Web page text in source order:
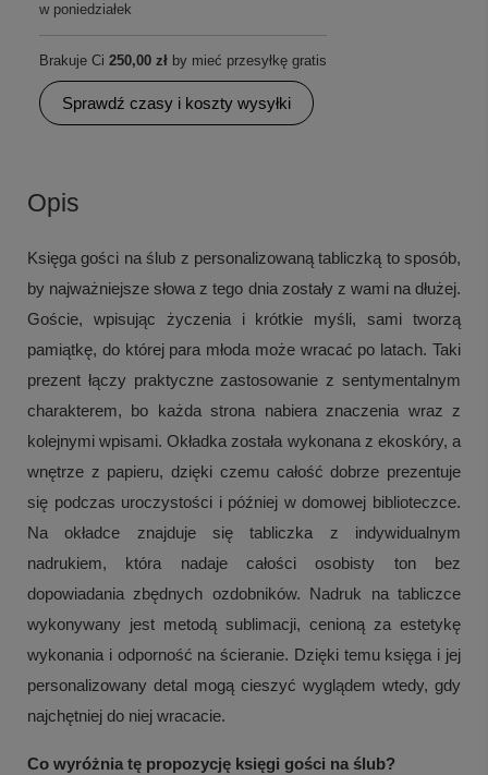
w poniedziałek
Brakuje Ci 250,00 zł by mieć przesyłkę gratis
Sprawdź czasy i koszty wysyłki
Opis
Księga gości na ślub z personalizowaną tabliczką to sposób,
by najważniejsze słowa z tego dnia zostały z wami na dłużej.
Goście, wpisując życzenia i krótkie myśli, sami tworzą
pamiątkę, do której para młoda może wracać po latach. Taki
prezent łączy praktyczne zastosowanie z sentymentalnym
charakterem, bo każda strona nabiera znaczenia wraz z
kolejnymi wpisami. Okładka została wykonana z ekoskóry, a
wnętrze z papieru, dzięki czemu całość dobrze prezentuje
się podczas uroczystości i później w domowej biblioteczce.
Na okładce znajduje się tabliczka z indywidualnym
nadrukiem, która nadaje całości osobisty ton bez
dopowiadania zbędnych ozdobników. Nadruk na tabliczce
wykonywany jest metodą sublimacji, cenioną za estetykę
wykonania i odporność na ścieranie. Dzięki temu księga i jej
personalizowany detal mogą cieszyć wyglądem wtedy, gdy
najchętniej do niej wracacie.
Co wyróżnia tę propozycję księgi gości na ślub?